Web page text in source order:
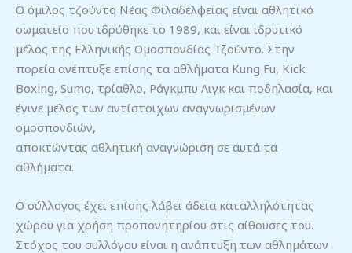
Ο όμιλος τζούντο Νέας Φιλαδέλφειας είναι αθλητικό
σωματείο που ιδρύθηκε το 1989, και είναι ιδρυτικό
μέλος της Ελληνικής Ομοσπονδίας Τζούντο. Στην
πορεία ανέπτυξε επίσης τα αθλήματα Kung Fu, Kick
Boxing, Sumo, τρίαθλο, Ράγκμπυ Λιγκ και ποδηλασία, και
έγινε μέλος των αντίστοιχων αναγνωρισμένων
ομοσπονδιών,
αποκτώντας αθλητική αναγνώριση σε αυτά τα
αθλήματα.
Ο σύλλογος έχει επίσης λάβει άδεια καταλληλότητας
χώρου για χρήση προπονητηρίου στις αίθουσες του.
Στόχος του συλλόγου είναι η ανάπτυξη των αθλημάτων